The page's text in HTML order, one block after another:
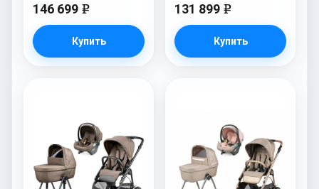
146 699 e
Купить
131 899 e
Купить